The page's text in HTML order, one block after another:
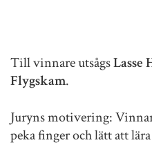
Till vinnare utsågsLasse
Flygskam.
Juryns motivering:
peka finger och lätt att